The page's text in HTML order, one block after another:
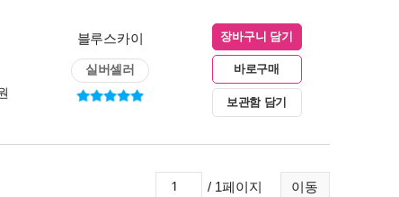
블루스카이
실버셀러
장바구니 담기
바로구매
보관함 담기
이동
/ 1페이지